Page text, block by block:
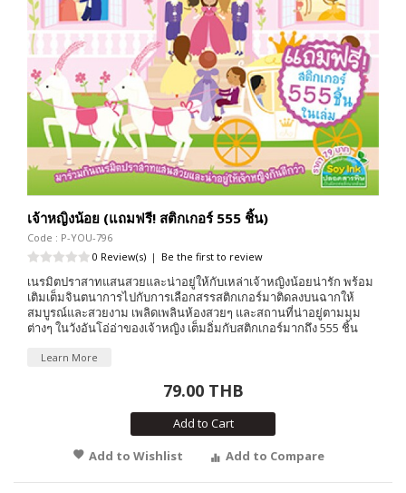
เจ้าหญิงน้อย (แถมฟรี! สติกเกอร์ 555 ชิ้น)
Code : P-YOU-796
0 Review(s) | Be the first to review
เนรมิตปราสาทแสนสวยและน่าอยู่ให้กับเหล่าเจ้าหญิงน้อยน่ารัก พร้อม
เติมเต็มจินตนาการไปกับการเลือกสรรสติกเกอร์มาติดลงบนฉากให้
สมบูรณ์และสวยงาม เพลิดเพลินห้องสวยๆ และสถานที่น่าอยู่ตามมุม
ต่างๆ ในวังอันโอ่อ่าของเจ้าหญิง เต็มอิ่มกับสติกเกอร์มากถึง 555 ชิ้น
Learn More
79.00 THB
Add to Cart
Add to Wishlist
Add to Compare